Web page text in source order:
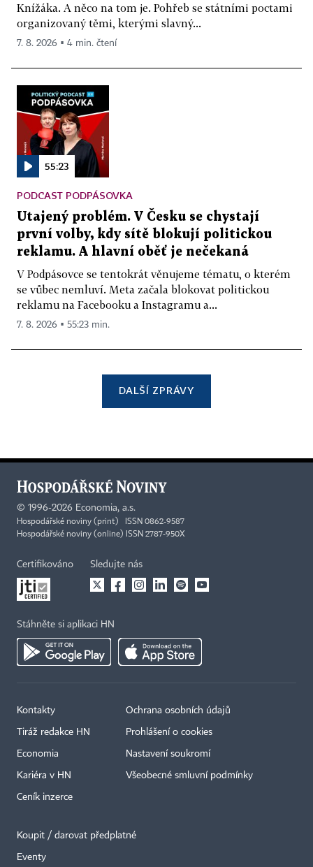
Knížáka. A něco na tom je. Pohřeb se státními poctami
organizovaný těmi, kterými slavný...
7. 8. 2026 ▪ 4 min. čtení
55:23
PODCAST PODPÁSOVKA
Utajený problém. V Česku se chystají
první volby, kdy sítě blokují politickou
reklamu. A hlavní oběť je nečekaná
V Podpásovce se tentokrát věnujeme tématu, o kterém
se vůbec nemluví. Meta začala blokovat politickou
reklamu na Facebooku a Instagramu a...
7. 8. 2026 ▪ 55:23 min.
DALŠÍ ZPRÁVY
© 1996-2026 Economia, a.s.
Hospodářské noviny (print) ISSN 0862-9587
Hospodářské noviny (online) ISSN 2787-950X
Certifikováno Sledujte nás
Stáhněte si aplikaci HN
Kontakty
Tiráž redakce HN
Economia
Kariéra v HN
Ceník inzerce
Ochrana osobních údajů
Prohlášení o cookies
Nastavení soukromí
Všeobecné smluvní podmínky
Koupit / darovat předplatné
Eventy